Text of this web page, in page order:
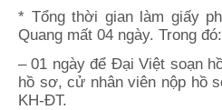
* Tổng thời gian làm giấy
Quang mất 04 ngày. Trong đó:
– 01 ngày để Đại Việt soạn
hồ sơ, cử nhân viên nộp hồ
KH-ĐT.